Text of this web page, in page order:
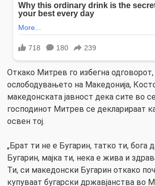
Откако Митрев го избегна одговорот,
ослободувањето на Македонија,
македонската јавност дека сите во
господинот Митрев се декларираат
освен тој.
„Брат ти не е Бугарин, татко ти, бога
Бугарин, мајка ти, нека е жива и
Ти, си македонски Бугарин откако
купуваат бугарски државјанства во